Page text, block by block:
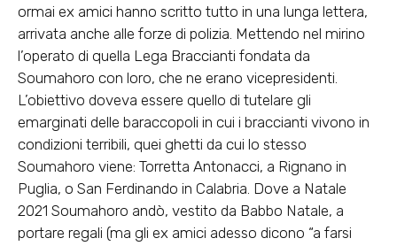
ormai ex amici hanno scritto tutto in una lunga lettera,
arrivata anche alle forze di polizia. Mettendo nel mirino
l’operato di quella Lega Braccianti fondata da
Soumahoro con loro, che ne erano vicepresidenti.
L’obiettivo doveva essere quello di tutelare gli
emarginati delle baraccopoli in cui i braccianti vivono in
condizioni terribili, quei ghetti da cui lo stesso
Soumahoro viene: Torretta Antonacci, a Rignano in
Puglia, o San Ferdinando in Calabria. Dove a Natale
2021 Soumahoro andò, vestito da Babbo Natale, a
portare regali (ma gli ex amici adesso dicono “a farsi